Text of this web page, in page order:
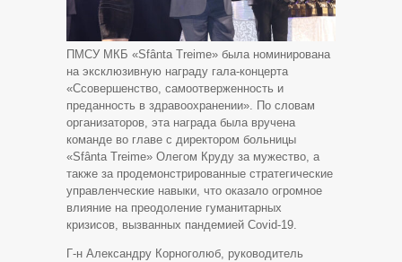
ПМСУ МКБ «Sfânta Treime» была номинирована
на эксклюзивную награду гала-концерта
«Ссовершенство, самоотверженность и
преданность в здравоохранении». По словам
организаторов, эта награда была вручена
команде во главе с директором больницы
«Sfânta Treime» Олегом Круду за мужество, а
также за продемонстрированные стратегические
управленческие навыки, что оказало огромное
влияние на преодоление гуманитарных
кризисов, вызванных пандемией Covid-19.
Г-н Александру Корноголюб, руководитель